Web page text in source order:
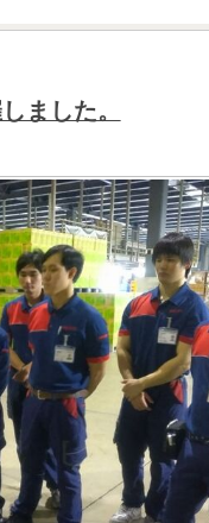
ました。